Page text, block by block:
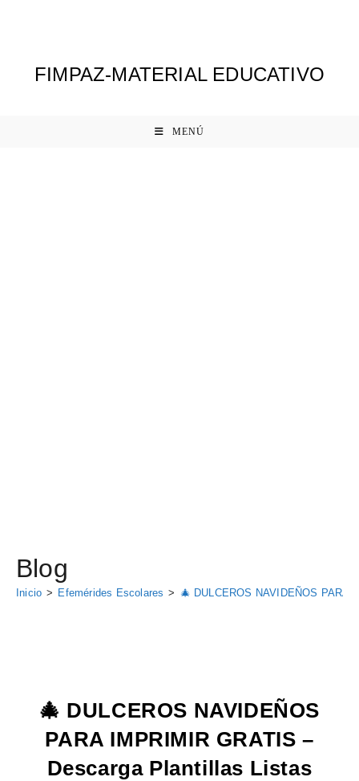
FIMPAZ-MATERIAL EDUCATIVO
MENÚ
Blog
Inicio > Efemérides Escolares > 🎄 DULCEROS NAVIDEÑOS PARA
🎄 DULCEROS NAVIDEÑOS
PARA IMPRIMIR GRATIS –
Descarga Plantillas Listas